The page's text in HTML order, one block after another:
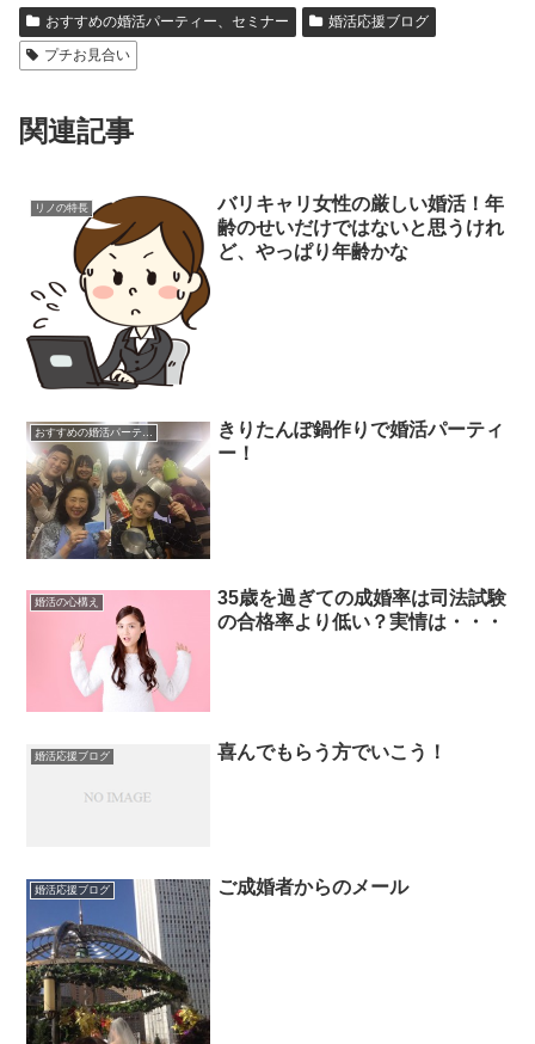
おすすめの婚活パーティー、セミナー
婚活応援ブログ
プチお見合い
関連記事
リノの特長
バリキャリ女性の厳しい婚活！年
齢のせいだけではないと思うけれ
ど、やっぱり年齢かな
おすすめの婚活パーティー、セミナー
きりたんぽ鍋作りで婚活パーティ
ー！
婚活の心構え
35歳を過ぎての成婚率は司法試験
の合格率より低い？実情は・・・
婚活応援ブログ 喜んでもらう方でいこう！
婚活応援ブログ ご成婚者からのメール